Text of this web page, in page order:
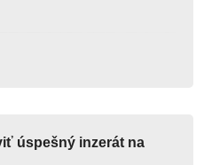
úspešný inzerát na